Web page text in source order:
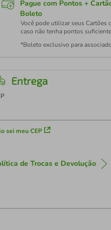
Pague com Pontos +
Boleto
Você pode utilizar seus Cartões
caso não tenha pontos
*Boleto exclusivo para
Entrega
sei meu CEP
de Trocas e Devolução